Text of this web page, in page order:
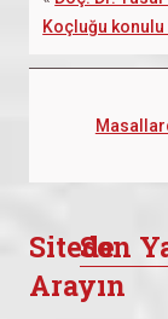
Koçluğu
Sitede
Arayın
Son